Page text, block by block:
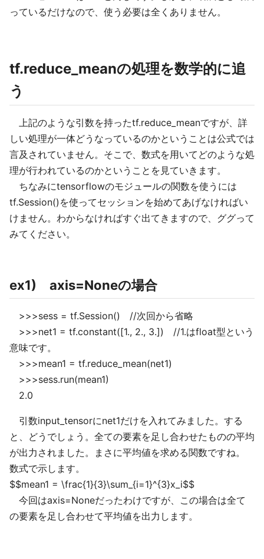
っているだけなので、使う必要は全くありません。
tf.reduce_meanの処理を数学的に追
う
上記のような引数を持ったtf.reduce_meanですが、詳
しい処理が一体どうなっているのかということは公式では
言及されていません。そこで、数式を用いてどのような処
理が行われているのかということを見ていきます。
ちなみにtensorflowのモジュールの関数を使うには
tf.Session()を使ってセッションを始めてあげなければい
けません。わからなければすぐ出てきますので、ググって
みてください。
ex1) axis=Noneの場合
>>>sess = tf.Session() //次回から省略
>>>net1 = tf.constant([1., 2., 3.]) //1.はfloat型という
意味です。
>>>mean1 = tf.reduce_mean(net1)
>>>sess.run(mean1)
2.0
引数input_tensorにnet1だけを入れてみました。する
と、どうでしょう。全ての要素を足し合わせたものの平均
が出力されました。まさに平均値を求める関数ですね。
数式で示します。
$$mean1 = \frac{1}{3}\sum_{i=1}^{3}x_i$$
今回はaxis=Noneだったわけですが、この場合は全て
の要素を足し合わせて平均値を出力します。